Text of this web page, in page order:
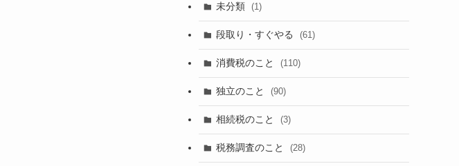
未分類 (1)
段取り・すぐやる (61)
消費税のこと (110)
独立のこと (90)
相続税のこと (3)
税務調査のこと (28)